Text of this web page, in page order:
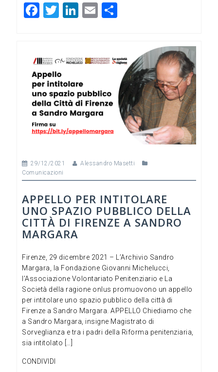
F
e
b
o
o
k
T
er
Li
dI
E
l
di
vi
di
29/12/2021
Alessandro Masetti
Comunicazioni
APPELLO PER INTITOLARE
UNO SPAZIO PUBBLICO DELLA
CITTÀ DI FIRENZE A SANDRO
MARGARA
Firenze, 29 dicembre 2021 – L’Archivio Sandro
Margara, la Fondazione Giovanni Michelucci,
l’Associazione Volontariato Penitenziario e La
Società della ragione onlus promuovono un appello
per intitolare uno spazio pubblico della città di
Firenze a Sandro Margara. APPELLO Chiediamo che
a Sandro Margara, insigne Magistrato di
Sorveglianza e tra i padri della Riforma penitenziaria,
sia intitolato […]
CONDIVIDI